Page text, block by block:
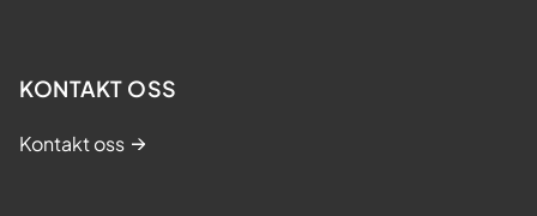
KONTAKT OSS
Kontakt oss